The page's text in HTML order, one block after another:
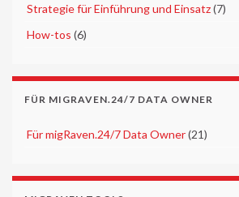
Strategie für Einführung und Einsatz(7)
How-tos (6)
FÜR MIGRAVEN.24/7 DATA OWNER
Für migRaven.24/7 Data Owner(21)